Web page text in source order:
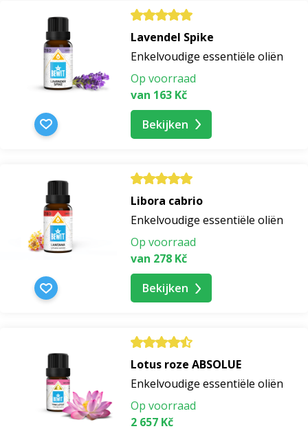
Lavendel Spike
Enkelvoudige essentiële oliën
Op voorraad
van 163 Kč
Bekijken
Libora cabrio
Enkelvoudige essentiële oliën
Op voorraad
van 278 Kč
Bekijken
Lotus roze ABSOLUE
Enkelvoudige essentiële oliën
Op voorraad
2 657 Kč